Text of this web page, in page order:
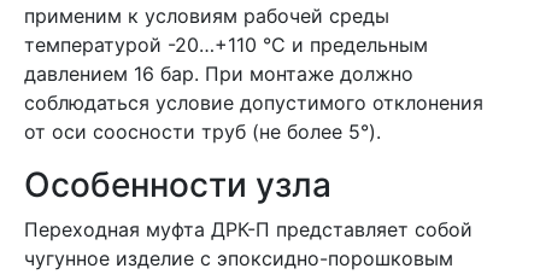
применим к условиям рабочей среды
температурой -20…+110 °C и предельным
давлением 16 бар. При монтаже должно
соблюдаться условие допустимого отклонения
от оси соосности труб (не более 5°).
Особенности узла
Переходная муфта ДРК-П представляет собой
чугунное изделие с эпоксидно-порошковым